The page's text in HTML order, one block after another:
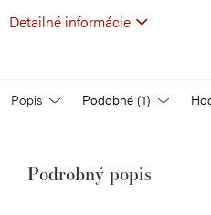
Detailné informácie
Popis Podobné (1)
Podrobný popis